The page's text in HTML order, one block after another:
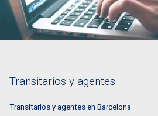
Transitarios y agentes
Transitarios y agentes en Barcelona